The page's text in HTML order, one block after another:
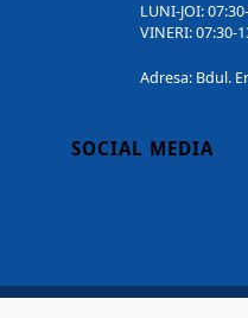
LUNI-JOI:
VINERI: 07:30-
Adresa: Bdul.
SOCIAL MEDIA